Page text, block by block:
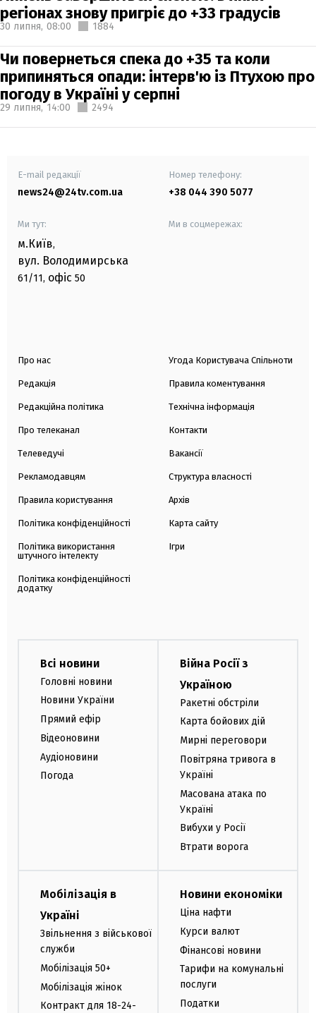
регіонах знову пригріє до +33 градусів
30 липня, 08:00 1884
Чи повернеться спека до +35 та коли
припиняться опади: інтерв'ю із Птухою про
погоду в Україні у серпні
29 липня, 14:00 2494
E-mail редакції
news24@24tv.com.ua
Номер телефону:
+38 044 390 5077
Ми тут:
м.Київ,
вул. Володимирська
61/11, офіс 50
Ми в соцмережах:
Про нас
Редакція
Редакційна політика
Про телеканал
Телеведучі
Рекламодавцям
Правила користування
Політика конфіденційності
Політика використання
штучного інтелекту
Політика конфіденційності
додатку
Угода Користувача Спільноти
Правила коментування
Технічна інформація
Контакти
Вакансії
Структура власності
Архів
Карта сайту
Ігри
Всі новини
Головні новини
Новини України
Прямий ефір
Відеоновини
Аудіоновини
Погода
Війна Росії з
Україною
Ракетні обстріли
Карта бойових дій
Мирні переговори
Повітряна тривога в
Україні
Масована атака по
Україні
Вибухи у Росії
Втрати ворога
Мобілізація в
Україні
Звільнення з військової
служби
Мобілізація 50+
Мобілізація жінок
Контракт для 18-24-
Новини економіки
Ціна нафти
Курси валют
Фінансові новини
Тарифи на комунальні
послуги
Податки